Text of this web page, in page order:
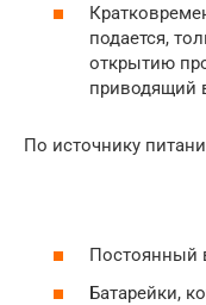
подается,
открытию
приводящий
По источнику
Постоянный
Батарейки,